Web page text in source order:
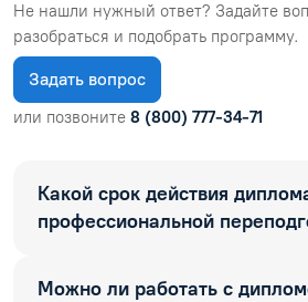
Не нашли нужный ответ? Задайте
разобраться и подобрать программу.
Задать вопрос
или позвоните 8 (800) 777-34-71
Какой срок действия
профессиональной
Можно ли работать с